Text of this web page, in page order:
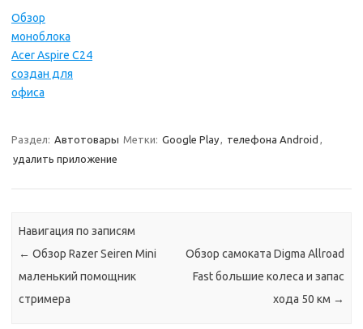
Обзор
моноблока
Acer Aspire C24
создан для
офиса
Раздел: Автотовары Метки: Google Play, телефона Android ,
удалить приложение
Навигация по записям
← Обзор Razer Seiren Mini
маленький помощник
стримера
Обзор самоката Digma Allroad
Fast большие колеса и запас
хода 50 км →